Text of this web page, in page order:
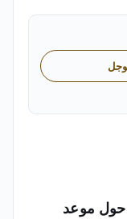
حول موعد